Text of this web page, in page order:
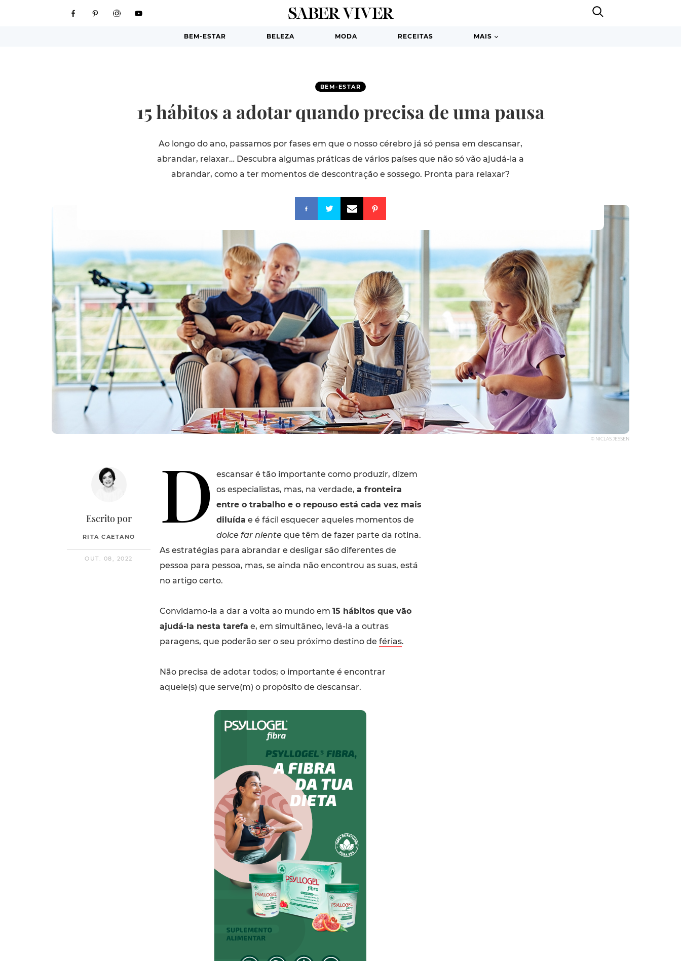
BEM-ESTAR BELEZA MODA RECEITAS MAIS
BEM-ESTAR
15 hábitos a adotar quando precisa de uma pausa
Ao longo do ano, passamos por fases em que o nosso cérebro já só pensa em descansar,
abrandar, relaxar… Descubra algumas práticas de vários países que não só vão ajudá-la a
abrandar, como a ter momentos de descontração e sossego. Pronta para relaxar?
© NICLAS JESSEN
Escrito por
RITA CAETANO
OUT. 08, 2022
D
escansar é tão importante como produzir, dizem
os especialistas, mas, na verdade, a fronteira
entre o trabalho e o repouso está cada vez mais
diluída e é fácil esquecer aqueles momentos de
dolce far nienteque têm de fazer parte da rotina.
As estratégias para abrandar e desligar são diferentes de
pessoa para pessoa, mas, se ainda não encontrou as suas, está
no artigo certo.
Convidamo-la a dar a volta ao mundo em 15 hábitos que vão
ajudá-la nesta tarefa e, em simultâneo, levá-la a outras
paragens, que poderão ser o seu próximo destino de férias.
Não precisa de adotar todos; o importante é encontrar
aquele(s) que serve(m) o propósito de descansar.